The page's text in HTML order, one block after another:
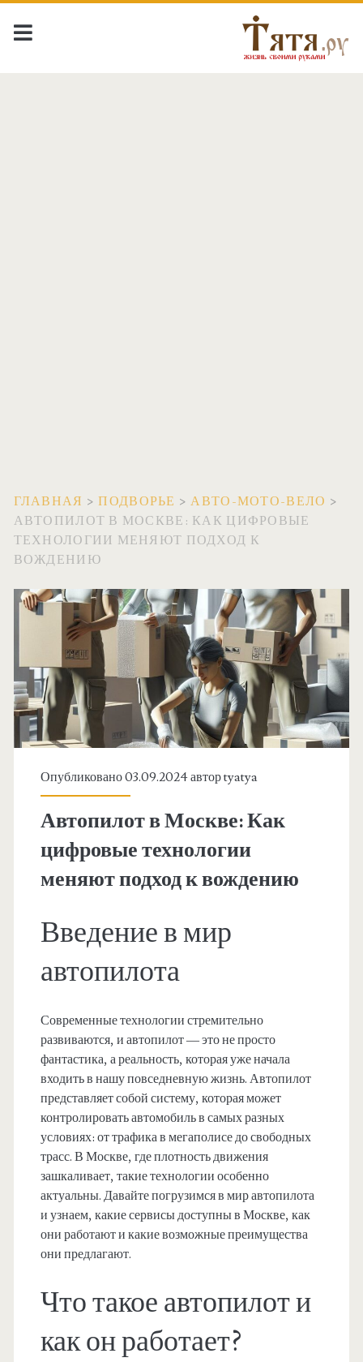
ГЛАВНАЯ >ПОДВОРЬЕ >АВТО-МОТО-ВЕЛО >
АВТОПИЛОТ В МОСКВЕ: КАК ЦИФРОВЫЕ
ТЕХНОЛОГИИ МЕНЯЮТ ПОДХОД К
ВОЖДЕНИЮ
Опубликовано 03.09.2024 авторtyatya
Автопилот в Москве: Как
цифровые технологии
меняют подход к вождению
Введение в мир
автопилота
Современные технологии стремительно
развиваются, и автопилот — это не просто
фантастика, а реальность, которая уже начала
входить в нашу повседневную жизнь. Автопилот
представляет собой систему, которая может
контролировать автомобиль в самых разных
условиях: от трафика в мегаполисе до свободных
трасс. В Москве, где плотность движения
зашкаливает, такие технологии особенно
актуальны. Давайте погрузимся в мир автопилота
и узнаем, какие сервисы доступны в Москве, как
они работают и какие возможные преимущества
они предлагают.
Что такое автопилот и
как он работает?